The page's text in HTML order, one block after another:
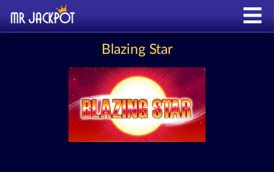
Blazing Star